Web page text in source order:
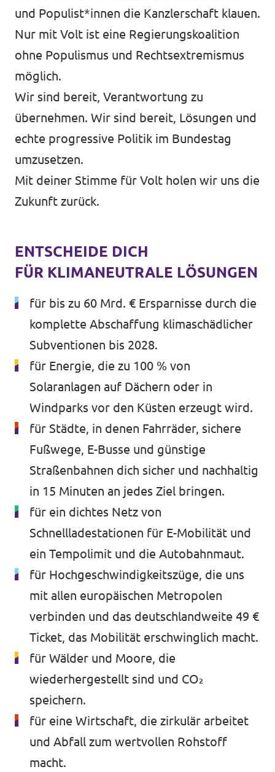
und Populist*innen die Kanzlerschaft klauen.
Nur mit Volt ist eine Regierungskoalition
ohne Populismus und Rechtsextremismus
möglich.
Wir sind bereit, Verantwortung zu
übernehmen. Wir sind bereit, Lösungen und
echte progressive Politik im Bundestag
umzusetzen.
Mit deiner Stimme für Volt holen wir uns die
Zukunft zurück.
ENTSCHEIDE DICH
FÜR KLIMANEUTRALE LÖSUNGEN
für bis zu 60 Mrd. € Ersparnisse durch die
komplette Abschaffung klimaschädlicher
Subventionen bis 2028.
für Energie, die zu 100 % von
Solaranlagen auf Dächern oder in
Windparks vor den Küsten erzeugt wird.
für Städte, in denen Fahrräder, sichere
Fußwege, E-Busse und günstige
Straßenbahnen dich sicher und nachhaltig
in 15 Minuten an jedes Ziel bringen.
für ein dichtes Netz von
Schnellladestationen für E-Mobilität und
ein Tempolimit und die Autobahnmaut.
für Hochgeschwindigkeitszüge, die uns
mit allen europäischen Metropolen
verbinden und das deutschlandweite 49 €
Ticket, das Mobilität erschwinglich macht.
für Wälder und Moore, die
wiederhergestellt sind und CO₂
speichern.
für eine Wirtschaft, die zirkulär arbeitet
und Abfall zum wertvollen Rohstoff
macht.